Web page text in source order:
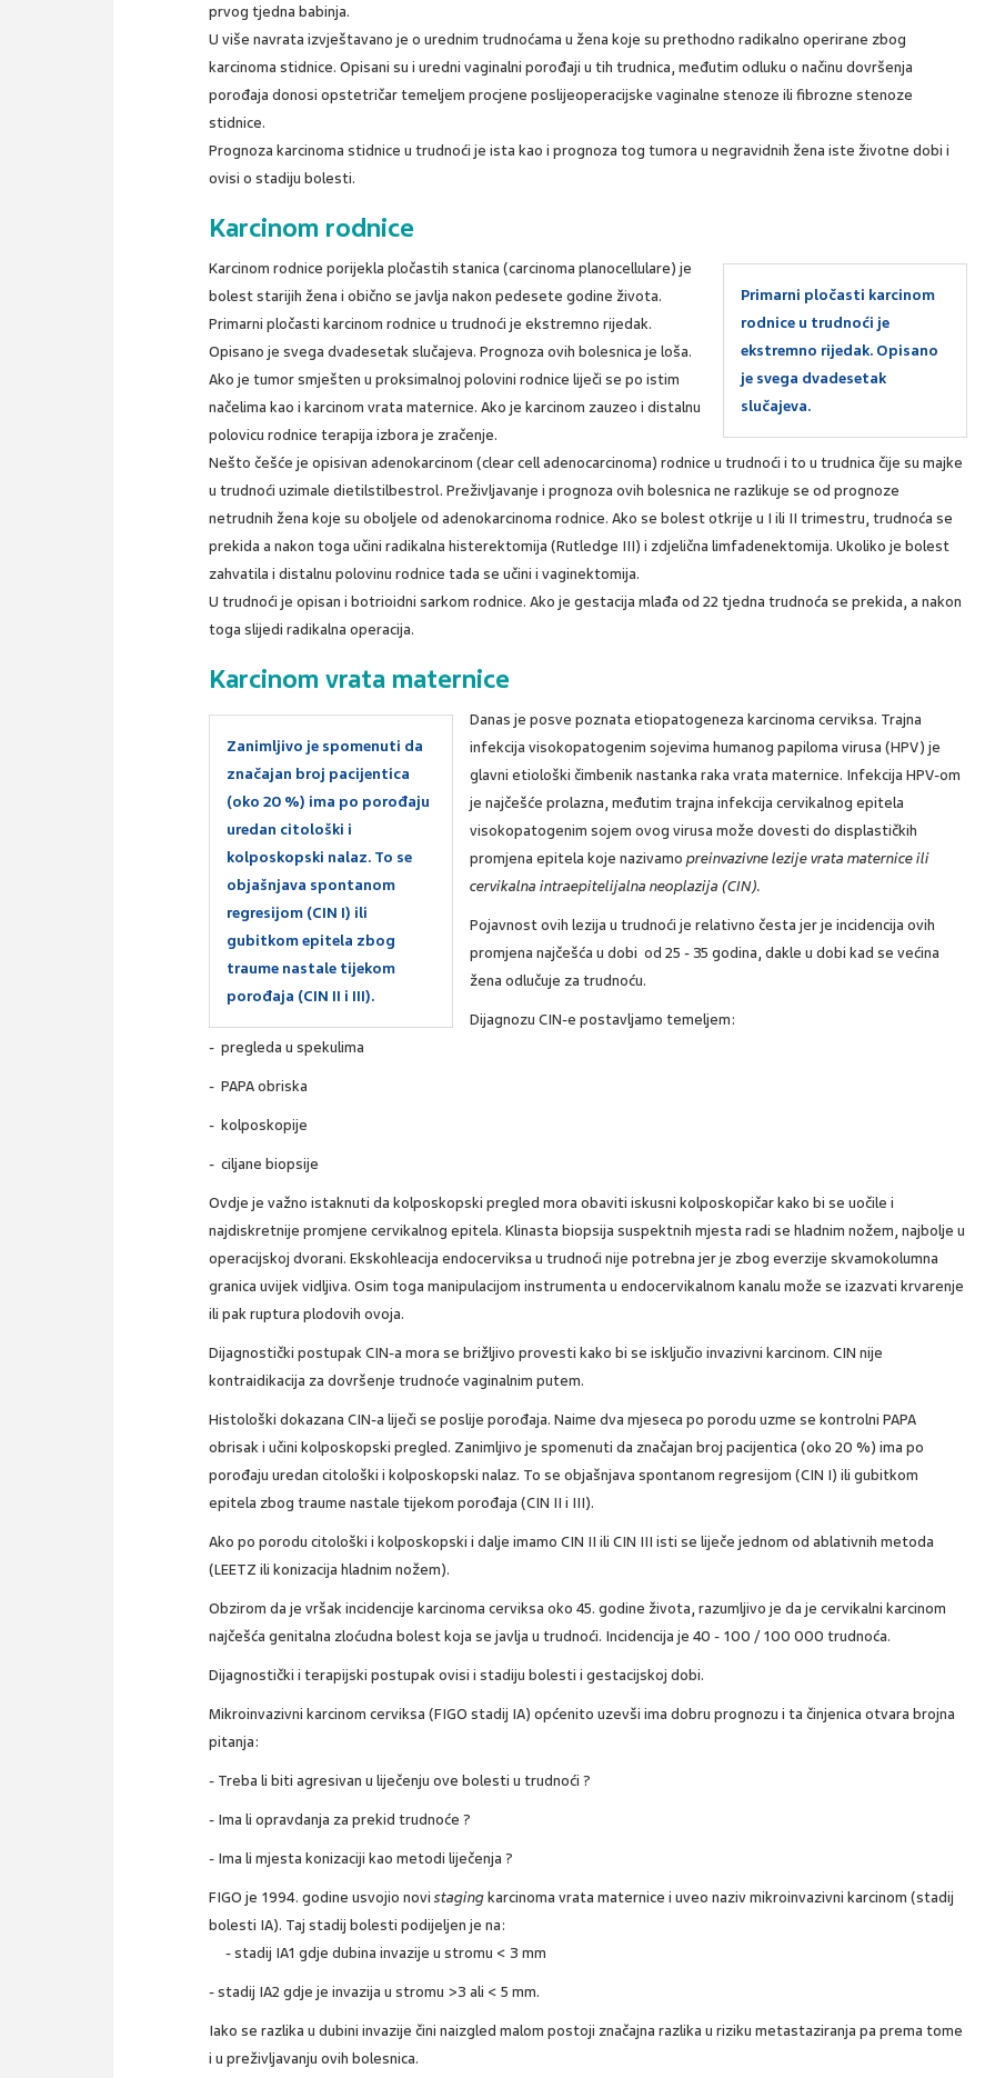
prvog tjedna babinja.
U više navrata izvještavano je o urednim trudnoćama u žena koje su prethodno radikalno operirane zbog
karcinoma stidnice. Opisani su i uredni vaginalni porođaji u tih trudnica, međutim odluku o načinu dovršenja
porođaja donosi opstetričar temeljem procjene poslijeoperacijske vaginalne stenoze ili fibrozne stenoze
stidnice.
Prognoza karcinoma stidnice u trudnoći je ista kao i prognoza tog tumora u negravidnih žena iste životne dobi i
ovisi o stadiju bolesti.
Karcinom rodnice
Primarni pločasti karcinom
rodnice u trudnoći je
ekstremno rijedak. Opisano
je svega dvadesetak
slučajeva.
Karcinom rodnice porijekla pločastih stanica (carcinoma planocellulare) je
bolest starijih žena i obično se javlja nakon pedesete godine života.
Primarni pločasti karcinom rodnice u trudnoći je ekstremno rijedak.
Opisano je svega dvadesetak slučajeva. Prognoza ovih bolesnica je loša.
Ako je tumor smješten u proksimalnoj polovini rodnice liječi se po istim
načelima kao i karcinom vrata maternice. Ako je karcinom zauzeo i distalnu
polovicu rodnice terapija izbora je zračenje.
Nešto češće je opisivan adenokarcinom (clear cell adenocarcinoma) rodnice u trudnoći i to u trudnica čije su majke
u trudnoći uzimale dietilstilbestrol. Preživljavanje i prognoza ovih bolesnica ne razlikuje se od prognoze
netrudnih žena koje su oboljele od adenokarcinoma rodnice. Ako se bolest otkrije u I ili II trimestru, trudnoća se
prekida a nakon toga učini radikalna histerektomija (Rutledge III) i zdjelična limfadenektomija. Ukoliko je bolest
zahvatila i distalnu polovinu rodnice tada se učini i vaginektomija.
U trudnoći je opisan i botrioidni sarkom rodnice. Ako je gestacija mlađa od 22 tjedna trudnoća se prekida, a nakon
toga slijedi radikalna operacija.
Karcinom vrata maternice
Zanimljivo je spomenuti da
značajan broj pacijentica
(oko 20 %) ima po porođaju
uredan citološki i
kolposkopski nalaz. To se
objašnjava spontanom
regresijom (CIN I) ili
gubitkom epitela zbog
traume nastale tijekom
porođaja (CIN II i III).
Danas je posve poznata etiopatogeneza karcinoma cerviksa. Trajna
infekcija visokopatogenim sojevima humanog papiloma virusa (HPV) je
glavni etiološki čimbenik nastanka raka vrata maternice. Infekcija HPV-om
je najčešće prolazna, međutim trajna infekcija cervikalnog epitela
visokopatogenim sojem ovog virusa može dovesti do displastičkih
promjena epitela koje nazivamopreinvazivne lezije vrata maternice ili
cervikalna intraepitelijalna neoplazija (CIN).
Pojavnost ovih lezija u trudnoći je relativno česta jer je incidencija ovih
promjena najčešća u dobi od 25 - 35 godina, dakle u dobi kad se većina
žena odlučuje za trudnoću.
Dijagnozu CIN-e postavljamo temeljem:
- pregleda u spekulima
- PAPA obriska
- kolposkopije
- ciljane biopsije
Ovdje je važno istaknuti da kolposkopski pregled mora obaviti iskusni kolposkopičar kako bi se uočile i
najdiskretnije promjene cervikalnog epitela. Klinasta biopsija suspektnih mjesta radi se hladnim nožem, najbolje u
operacijskoj dvorani. Ekskohleacija endocerviksa u trudnoći nije potrebna jer je zbog everzije skvamokolumna
granica uvijek vidljiva. Osim toga manipulacijom instrumenta u endocervikalnom kanalu može se izazvati krvarenje
ili pak ruptura plodovih ovoja.
Dijagnostički postupak CIN-a mora se brižljivo provesti kako bi se isključio invazivni karcinom. CIN nije
kontraidikacija za dovršenje trudnoće vaginalnim putem.
Histološki dokazana CIN-a liječi se poslije porođaja. Naime dva mjeseca po porodu uzme se kontrolni PAPA
obrisak i učini kolposkopski pregled. Zanimljivo je spomenuti da značajan broj pacijentica (oko 20 %) ima po
porođaju uredan citološki i kolposkopski nalaz. To se objašnjava spontanom regresijom (CIN I) ili gubitkom
epitela zbog traume nastale tijekom porođaja (CIN II i III).
Ako po porodu citološki i kolposkopski i dalje imamo CIN II ili CIN III isti se liječe jednom od ablativnih metoda
(LEETZ ili konizacija hladnim nožem).
Obzirom da je vršak incidencije karcinoma cerviksa oko 45. godine života, razumljivo je da je cervikalni karcinom
najčešća genitalna zloćudna bolest koja se javlja u trudnoći. Incidencija je 40 - 100 / 100 000 trudnoća.
Dijagnostički i terapijski postupak ovisi i stadiju bolesti i gestacijskoj dobi.
Mikroinvazivni karcinom cerviksa (FIGO stadij IA) općenito uzevši ima dobru prognozu i ta činjenica otvara brojna
pitanja:
- Treba li biti agresivan u liječenju ove bolesti u trudnoći ?
- Ima li opravdanja za prekid trudnoće ?
- Ima li mjesta konizaciji kao metodi liječenja ?
FIGO je 1994. godine usvojio novistagingkarcinoma vrata maternice i uveo naziv mikroinvazivni karcinom (stadij
bolesti IA). Taj stadij bolesti podijeljen je na:
- stadij IA1 gdje dubina invazije u stromu < 3 mm
- stadij IA2 gdje je invazija u stromu >3 ali < 5 mm.
Iako se razlika u dubini invazije čini naizgled malom postoji značajna razlika u riziku metastaziranja pa prema tome
i u preživljavanju ovih bolesnica.